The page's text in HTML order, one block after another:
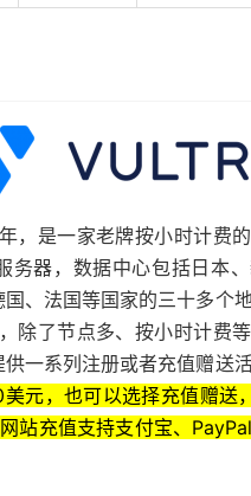
，是一家老牌按小时计费
务器，数据中心包括日本
、法国等国家的三十多个
除了节点多、按小时计费
一系列注册或者充值赠送活
元，也可以选择充值赠送
站充值支持支付宝、